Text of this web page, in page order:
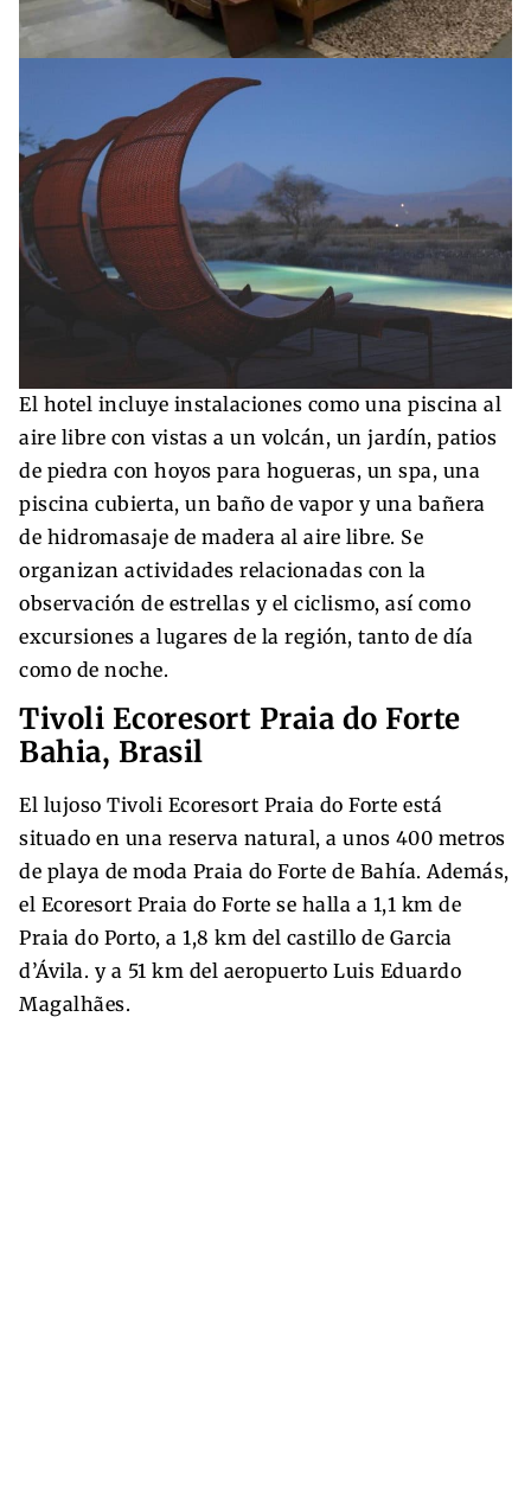
El hotel incluye instalaciones como una piscina al
aire libre con vistas a un volcán, un jardín, patios
de piedra con hoyos para hogueras, un spa, una
piscina cubierta, un baño de vapor y una bañera
de hidromasaje de madera al aire libre. Se
organizan actividades relacionadas con la
observación de estrellas y el ciclismo, así como
excursiones a lugares de la región, tanto de día
como de noche.
Tivoli Ecoresort Praia do Forte
Bahia, Brasil
El lujoso Tivoli Ecoresort Praia do Forte está
situado en una reserva natural, a unos 400 metros
de playa de moda Praia do Forte de Bahía. Además,
el Ecoresort Praia do Forte se halla a 1,1 km de
Praia do Porto, a 1,8 km del castillo de Garcia
d’Ávila. y a 51 km del aeropuerto Luis Eduardo
Magalhães.